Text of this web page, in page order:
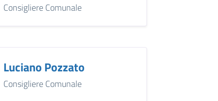
Consigliere Comunale
Luciano Pozzato
Consigliere Comunale